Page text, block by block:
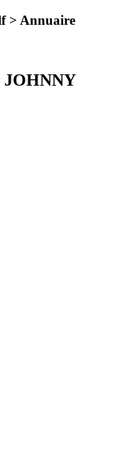
> Annuaire
JOHNNY